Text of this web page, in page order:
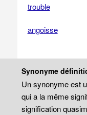
trouble
angoisse
Synonyme
Un synonyme est
qui a la même
signification